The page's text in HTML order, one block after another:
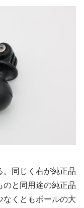
。同じく右が純正品
のと同用途の純正品
なくともボールの大